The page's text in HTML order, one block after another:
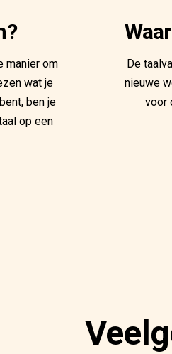
manier om
wat je
ben je
op een
De
nieuwe
voor